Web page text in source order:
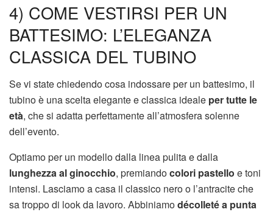
4) COME VESTIRSI PER UN
BATTESIMO: L’ELEGANZA
CLASSICA DEL TUBINO
Se vi state chiedendo cosa indossare per un battesimo, il
tubino è una scelta elegante e classica ideale per tutte le
età, che si adatta perfettamente all’atmosfera solenne
dell’evento.
Optiamo per un modello dalla linea pulita e dalla
lunghezza al ginocchio, premiandocolori pastello e toni
intensi. Lasciamo a casa il classico nero o l’antracite che
sa troppo di look da lavoro. Abbiniamodécolleté a punta